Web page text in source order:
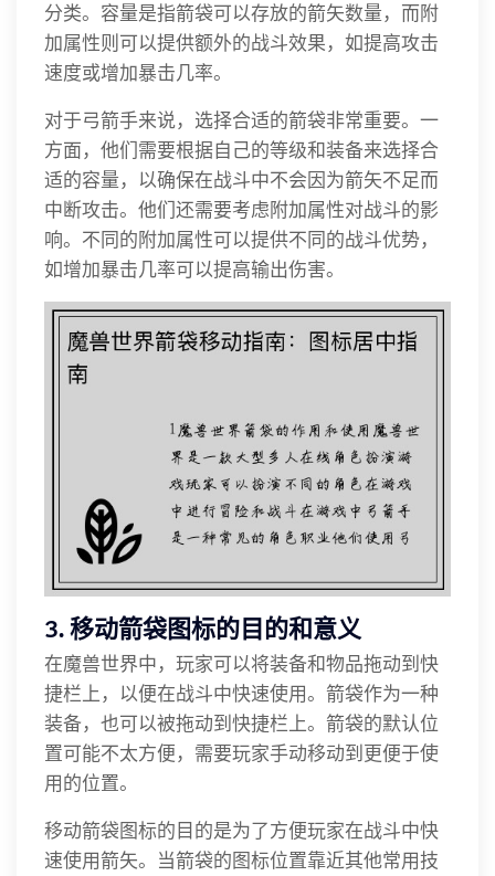
分类。容量是指箭袋可以存放的箭矢数量，而附
加属性则可以提供额外的战斗效果，如提高攻击
速度或增加暴击几率。
对于弓箭手来说，选择合适的箭袋非常重要。一
方面，他们需要根据自己的等级和装备来选择合
适的容量，以确保在战斗中不会因为箭矢不足而
中断攻击。他们还需要考虑附加属性对战斗的影
响。不同的附加属性可以提供不同的战斗优势，
如增加暴击几率可以提高输出伤害。
3. 移动箭袋图标的目的和意义
在魔兽世界中，玩家可以将装备和物品拖动到快
捷栏上，以便在战斗中快速使用。箭袋作为一种
装备，也可以被拖动到快捷栏上。箭袋的默认位
置可能不太方便，需要玩家手动移动到更便于使
用的位置。
移动箭袋图标的目的是为了方便玩家在战斗中快
速使用箭矢。当箭袋的图标位置靠近其他常用技